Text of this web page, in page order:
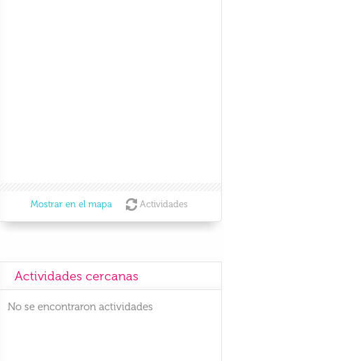
Mostrar en el mapa Actividades
Actividades cercanas
No se encontraron actividades